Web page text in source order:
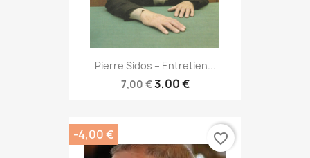
Pierre Sidos – Entretien...
7,00 €3,00 €
-4,00 € favorite_border